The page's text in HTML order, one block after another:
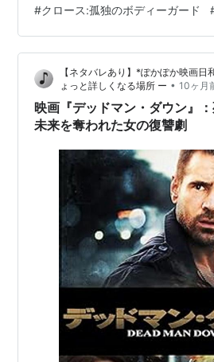
た。 Close監督 Vicky Jewson脚本
Whitaker製作 Rupert
Jewson 出演者 ノオミ・ラパスソ
ディラ・ヴァルマEoin Macken 音
#クロース:孤独のボディーガード
【ネタバレあり】*ぽかぽか映画日
ょっと詳しくなる場所 ー • 10ヶ月
映画『デッドマン・ダウン』
未来を奪われた女の復讐劇